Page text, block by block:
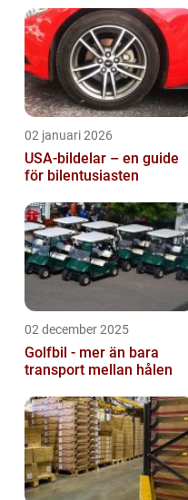
02 januari 2026
USA-bildelar – en guide
för bilentusiasten
02 december 2025
Golfbil - mer än bara
transport mellan hålen